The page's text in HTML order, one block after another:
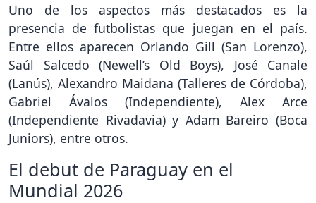
Uno de los aspectos más destacados es la
presencia de futbolistas que juegan en el país.
Entre ellos aparecen Orlando Gill (San Lorenzo),
Saúl Salcedo (Newell’s Old Boys), José Canale
(Lanús), Alexandro Maidana (Talleres de Córdoba),
Gabriel Ávalos (Independiente), Alex Arce
(Independiente Rivadavia) y Adam Bareiro (Boca
Juniors), entre otros.
El debut de Paraguay en el
Mundial 2026